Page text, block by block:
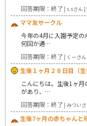
回答期限：終了 | s.sさん
ママ友サークル
今年の4月に入園予定の
何回か通…
回答期限：終了 | くーさ
生後１ヶ月２８日目（
こんにちは。生後1ヶ
があり、…
回答期限：終了 | みつい
生後7ヶ月の赤ちゃんと